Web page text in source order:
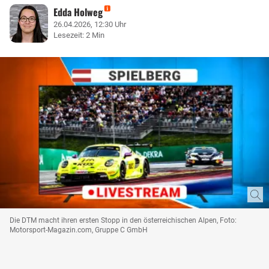
Edda Holweg
26.04.2026, 12:30 Uhr
Lesezeit: 2 Min
Die DTM macht ihren ersten Stopp in den österreichischen Alpen, Foto:
Motorsport-Magazin.com, Gruppe C GmbH